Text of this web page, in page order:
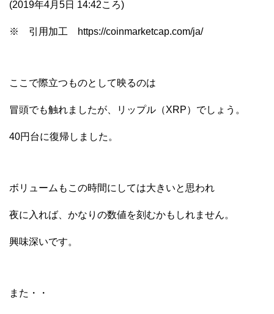
(2019年4月5日 14:42ころ)
※ 引用加工 https://coinmarketcap.com/ja/
ここで際立つものとして映るのは
冒頭でも触れましたが、リップル（XRP）でしょう。
40円台に復帰しました。
ボリュームもこの時間にしては大きいと思われ
夜に入れば、かなりの数値を刻むかもしれません。
興味深いです。
また・・